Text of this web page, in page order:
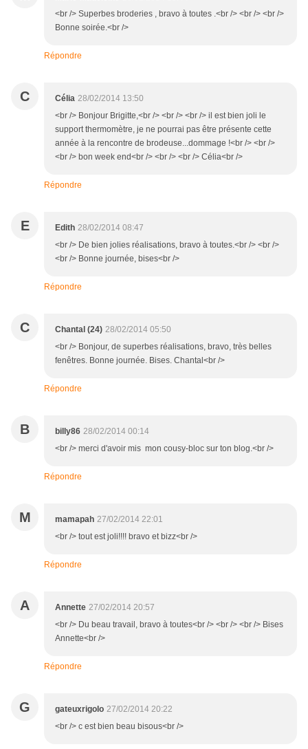
<br /> Superbes broderies , bravo à toutes .<br /> <br /> <br />
Bonne soirée.<br />
Répondre
C Célia 28/02/2014 13:50
<br /> Bonjour Brigitte,<br /> <br /> <br /> il est bien joli le
support thermomètre, je ne pourrai pas être présente cette
année à la rencontre de brodeuse...dommage !<br /> <br />
<br /> bon week end<br /> <br /> <br /> Célia<br />
Répondre
E Edith 28/02/2014 08:47
<br /> De bien jolies réalisations, bravo à toutes.<br /> <br />
<br /> Bonne journée, bises<br />
Répondre
C Chantal (24) 28/02/2014 05:50
<br /> Bonjour, de superbes réalisations, bravo, très belles
fenêtres. Bonne journée. Bises. Chantal<br />
Répondre
B billy86 28/02/2014 00:14
<br /> merci d'avoir mis mon cousy-bloc sur ton blog.<br />
Répondre
M mamapah 27/02/2014 22:01
<br /> tout est joli!!!! bravo et bizz<br />
Répondre
A Annette 27/02/2014 20:57
<br /> Du beau travail, bravo à toutes<br /> <br /> <br /> Bises
Annette<br />
Répondre
G gateuxrigolo 27/02/2014 20:22
<br /> c est bien beau bisous<br />